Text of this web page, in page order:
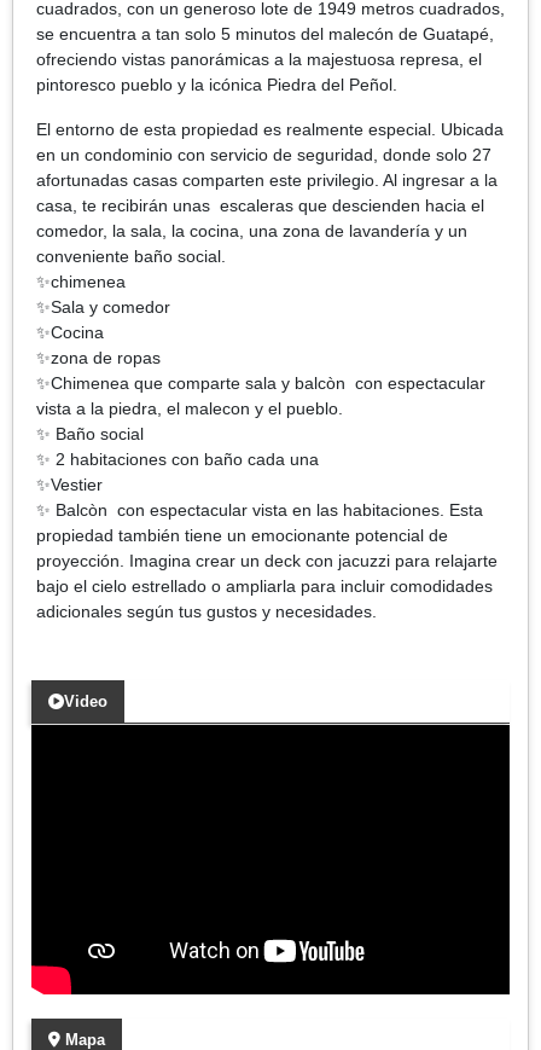
cuadrados, con un generoso lote de 1949 metros cuadrados,
se encuentra a tan solo 5 minutos del malecón de Guatapé,
ofreciendo vistas panorámicas a la majestuosa represa, el
pintoresco pueblo y la icónica Piedra del Peñol.
El entorno de esta propiedad es realmente especial. Ubicada
en un condominio con servicio de seguridad, donde solo 27
afortunadas casas comparten este privilegio. Al ingresar a la
casa, te recibirán unas escaleras que descienden hacia el
comedor, la sala, la cocina, una zona de lavandería y un
conveniente baño social.
✨chimenea
✨Sala y comedor
✨Cocina
✨zona de ropas
✨Chimenea que comparte sala y balcòn con espectacular
vista a la piedra, el malecon y el pueblo.
✨ Baño social
✨ 2 habitaciones con baño cada una
✨Vestier
✨ Balcòn con espectacular vista en las habitaciones. Esta
propiedad también tiene un emocionante potencial de
proyección. Imagina crear un deck con jacuzzi para relajarte
bajo el cielo estrellado o ampliarla para incluir comodidades
adicionales según tus gustos y necesidades.
Video
Mapa